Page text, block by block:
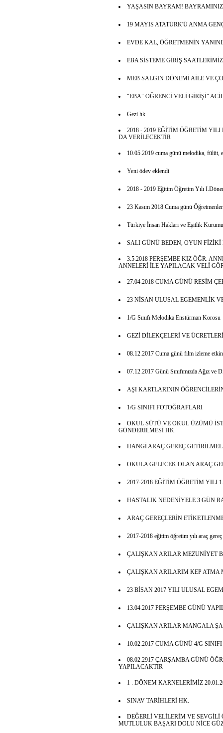
YAŞASIN BAYRAM!
19 MAYIS ATATÜRK'Ü ANMA
EVDE KAL, ÖĞRETMENİN
EBA SİSTEME GİRİŞ
MEB SALGIN DÖNEMİ AİLE VE
"EBA" ÖĞRENCİ VELİ GİRİŞİ"
Gezi hk
2018 - 2019 EĞİTİM ÖĞRETİM
DA VERİLECEKTİR
10.05.2019 cuma günü melodika, fülüt,
Yeni ödev eklendi
2018 - 2019 Eğitim Öğretim Yılı
23 Kasım 2018 Cuma günü
Türkiye İnsan Hakları ve Eşitlik
SALI GÜNÜ BEDEN, OYUN
3.5.2018 PERŞEMBE KIZ ÖĞR.
ANNELERİ İLE YAPILACAK VELİ
27.04.2018 CUMA GÜNÜ RESİM
23 NİSAN ULUSAL EGEMENLİK
1/G Sınıfı Melodika Enstürman Korosu
GEZİ DİLEKÇELERİ VE
08.12.2017 Cuma günü film izleme
07.12.2017 Günü Sınıfımızda Ağız ve
AŞI KARTLARININ
1/G SINIFI FOTOĞRAFLARI
OKUL SÜTÜ VE OKUL ÜZÜMÜ
GÖNDERİLMESİ HK.
HANGİ ARAÇ GEREÇ
OKULA GELECEK OLAN ARAÇ
2017-2018 EĞİTİM ÖĞRETİM YILI
HASTALIK NEDENİYELE 3 GÜN
ARAÇ GEREÇLERİN
2017-2018 eğitim öğretim yılı araç
ÇALIŞKAN ARILAR MEZUNİYET
ÇALIŞKAN ARILARIM KEP ATMA
23 BİSAN 2017 YILI ULUSAL
13.04.2017 PERŞEMBE GÜNÜ
ÇALIŞKAN ARILAR MANGALA
10.02.2017 CUMA GÜNÜ 4/G
08.02.2917 ÇARŞAMBA GÜNÜ
YAPILACAKTIR
1 . DÖNEM KARNELERİMİZ
SINAV TARİHLERİ HK.
DEĞERLİ VELİLERİM VE
MUTLULUK BAŞARI DOLU NİCE